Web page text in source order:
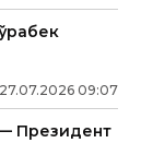
27.07.2026 09:07
Президент